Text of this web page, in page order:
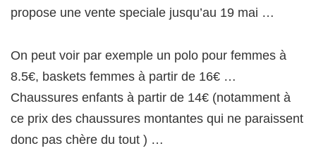
propose une vente speciale jusqu’au 19 mai …
On peut voir par exemple un polo pour femmes à
8.5€, baskets femmes à partir de 16€ …
Chaussures enfants à partir de 14€ (notamment à
ce prix des chaussures montantes qui ne paraissent
donc pas chère du tout ) …